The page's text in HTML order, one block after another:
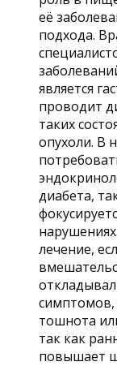
её
подхода.
является
проводит
таких
опухоли. В
диабета,
лечение,
симптомов,
тошнота
так как
повышает